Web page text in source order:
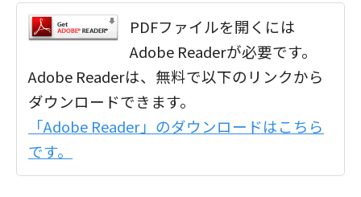
PDFファイルを開くには
Adobe Readerが必要です。
Adobe Readerは、無料で以下のリンクから
ダウンロードできます。
「Adobe Reader」のダウンロードはこちら
です。